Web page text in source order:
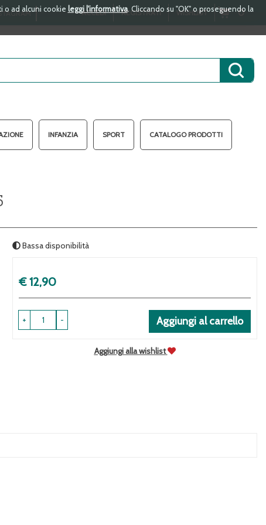
o ad alcuni cookie leggi l'informativa. Cliccando su "OK" o proseguendo la
ACCEDI REGISTRATI WISHLIST 0
ARTICOLI
INSERITI
Cerca
INFANZIA SPORT CATALOGO PRODOTTI
Bassa disponibilità
Prezzo
€ 12,90
-
+ Aggiungi al carrello
Aggiungi alla wishlist